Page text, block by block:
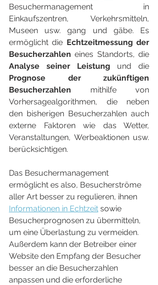
Besuchermanagement in
Einkaufszentren, Verkehrsmitteln,
Museen usw. gang und gäbe. Es
ermöglicht die Echtzeitmessung der
Besucherzahlen
Analyse seiner Leistung
Prognose der zukünftigen
Besucherzahlen mithilfe von
Vorhersagealgorithmen, die neben
den bisherigen Besucherzahlen auch
externe Faktoren wie das Wetter,
Veranstaltungen, Werbeaktionen usw.
berücksichtigen.
Das Besuchermanagement
ermöglicht es also, Besucherströme
aller Art besser zu regulieren, ihnen
Informationen in Echtzeit sowie
Besucherprognosen zu übermitteln,
um eine Überlastung zu vermeiden.
Außerdem kann der Betreiber einer
Website den Empfang der Besucher
besser an die Besucherzahlen
anpassen und die erforderliche